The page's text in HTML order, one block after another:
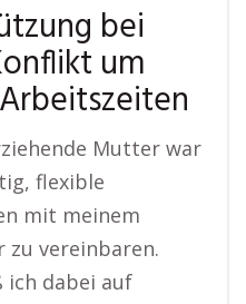
bei
um
Mutter war
flexible
mit meinem
zu vereinbaren.
ich dabei auf